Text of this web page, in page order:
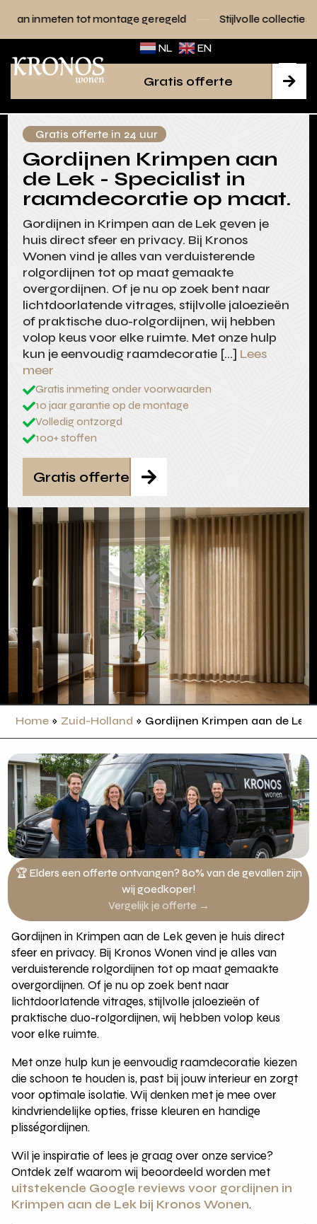
montage geregeld Stijlvolle collecties voor elk interieur
NL EN

Gratis offerte
Gratis offerte in 24 uur
Gordijnen Krimpen aan
de Lek - Specialist in
raamdecoratie op maat.
Gordijnen in Krimpen aan de Lek geven je
huis direct sfeer en privacy. Bij Kronos
Wonen vind je alles van verduisterende
rolgordijnen tot op maat gemaakte
overgordijnen. Of je nu op zoek bent naar
lichtdoorlatende vitrages, stijlvolle jaloezieën
of praktische duo-rolgordijnen, wij hebben
volop keus voor elke ruimte. Met onze hulp
kun je eenvoudig raamdecoratie […] Lees
meer
Gratis inmeting onder voorwaarden
10 jaar garantie op de montage
Volledig ontzorgd
100+ stoffen

Gratis offerte
Home » Zuid-Holland » Gordijnen Krimpen aan de Lek
🏆 Elders een offerte ontvangen? 80% van de gevallen zijn
wij goedkoper!
Vergelijk je offerte →
Gordijnen in Krimpen aan de Lek geven je huis direct
sfeer en privacy. Bij Kronos Wonen vind je alles van
verduisterende rolgordijnen tot op maat gemaakte
overgordijnen. Of je nu op zoek bent naar
lichtdoorlatende vitrages, stijlvolle jaloezieën of
praktische duo-rolgordijnen, wij hebben volop keus
voor elke ruimte.
Met onze hulp kun je eenvoudig raamdecoratie kiezen
die schoon te houden is, past bij jouw interieur en zorgt
voor optimale isolatie. Wij denken met je mee over
kindvriendelijke opties, frisse kleuren en handige
plisségordijnen.
Wil je inspiratie of lees je graag over onze service?
Ontdek zelf waarom wij beoordeeld worden met
uitstekende Google reviews voor gordijnen in
Krimpen aan de Lek bij Kronos Wonen.